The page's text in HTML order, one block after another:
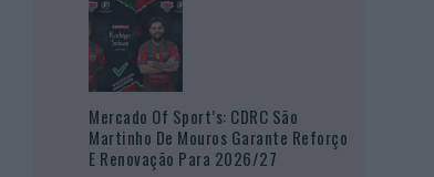
Mercado Of Sport’s: CDRC São
Martinho De Mouros Garante Reforço
E Renovação Para 2026/27